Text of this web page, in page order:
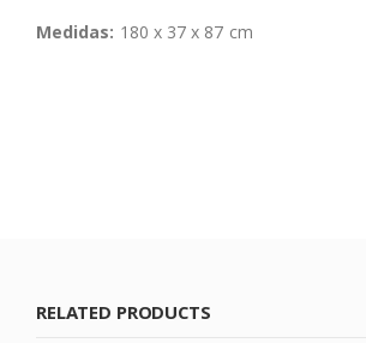
Medidas: 180 x 37 x 87 cm
RELATED PRODUCTS